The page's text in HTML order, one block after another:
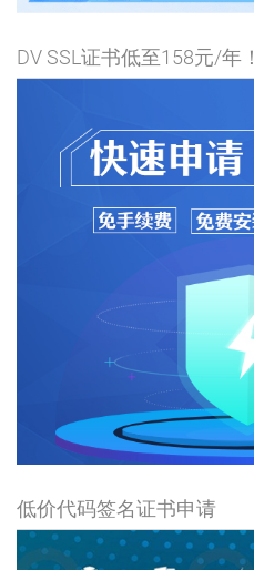
DV SSL证书低至158元/年！
低价代码签名证书申请